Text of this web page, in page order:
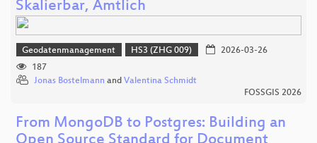
Skalierbar, Amtlich
Geodatenmanagement HS3 (ZHG 009)
2026-03-26
187
Jonas Bostelmann and Valentina Schmidt
FOSSGIS 2026
From MongoDB to Postgres: Building an